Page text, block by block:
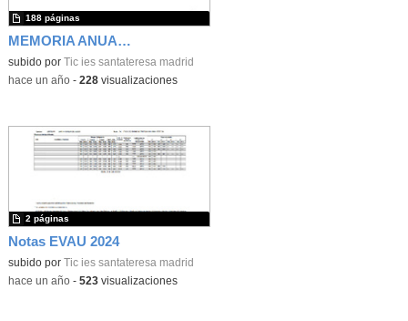
MEMORIA ANUAL 2024-25
subido por Tic ies santateresa madrid
188 páginas
-hace un año- 228visualizaciones
Notas EVAU 2024
subido por Tic ies santateresa madrid
2 páginas
-hace un año- 523visualizaciones